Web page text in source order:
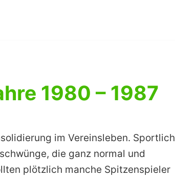
1980 – 1987
im Vereinsleben. Sportlich
die ganz normal und
plötzlich manche Spitzenspieler